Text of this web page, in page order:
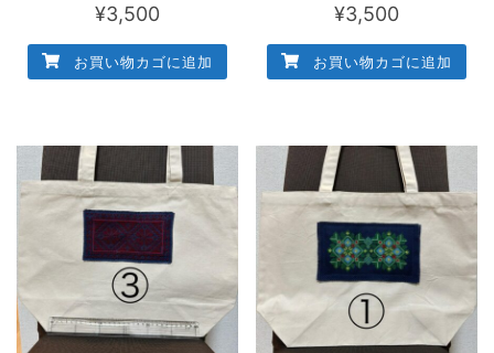
¥3,500
お買い物カゴに追加
¥3,500
お買い物カゴに追加